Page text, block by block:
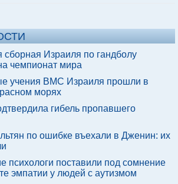
Израиля по гандболу
чемпионат мира
учения ВМС Израиля прошли в
морях
гибель пропавшего
по ошибке въехали в Дженин: их
психологи поставили под сомнение
эмпатии у людей с аутизмом